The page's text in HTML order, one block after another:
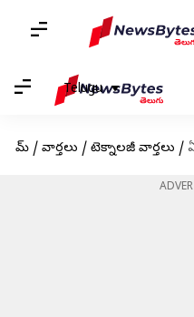
Telugu
హోమ్ / వార్తలు / టెక్నాలజీ వార్తలు /